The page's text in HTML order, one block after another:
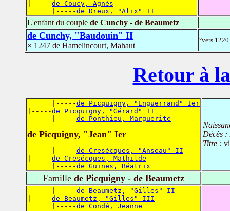
|-----de Coucy, Agnès
      |-----
de Dreux, "Alix" II
L'enfant du couple de Cunchy - de Beaumetz
de Cunchy, "Baudouin" II
× 1247 de Hamelincourt, Mahaut
°vers
Retour à
      |-----
de Picquigny, "Enguerrand" Ier
|-----de Picquigny, "Gérard" II
      |-----
de Ponthieu, Marguerite
de Picquigny, "Jean" Ier
      |-----
de Cresécques, "Anseau" II
|-----de Cresécques, Mathilde
      |-----
de Guines, Béatrix
Décès :
Titre :
Famillede Picquigny - de Beaumetz
      |-----
de Beaumetz, "Gilles" II
|-----de Beaumetz, "Gilles" III
      |-----
de Condé, Jeanne